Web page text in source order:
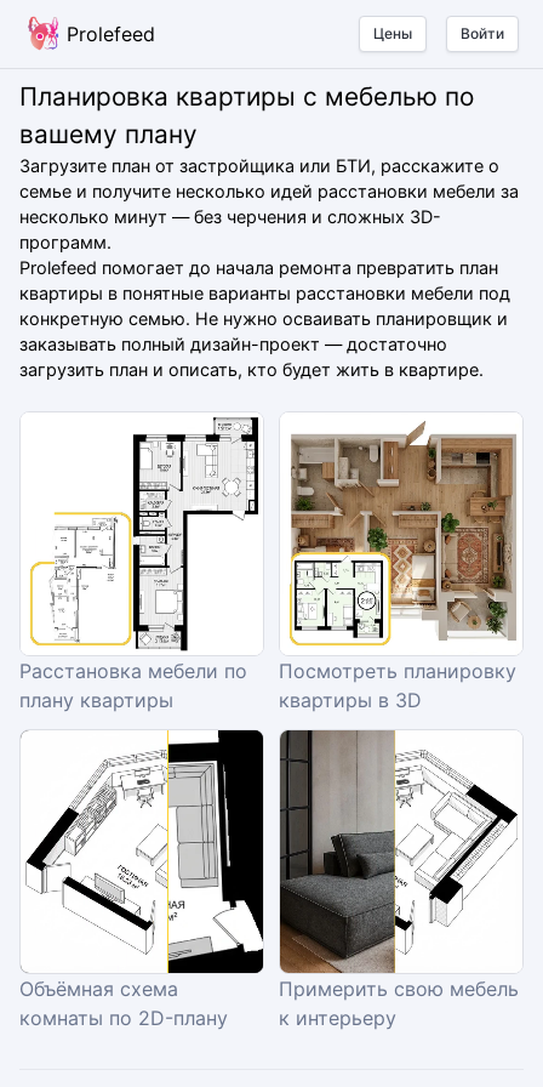
Prolefeed Цены Войти
Планировка квартиры с мебелью по
вашему плану
Загрузите план от застройщика или БТИ, расскажите о
семье и получите несколько идей расстановки мебели за
несколько минут — без черчения и сложных 3D-
программ.
Prolefeed помогает до начала ремонта превратить план
квартиры в понятные варианты расстановки мебели под
конкретную семью. Не нужно осваивать планировщик и
заказывать полный дизайн-проект — достаточно
загрузить план и описать, кто будет жить в квартире.
Расстановка мебели по
плану квартиры
Посмотреть планировку
квартиры в 3D
Объёмная схема
комнаты по 2D-плану
Примерить свою мебель
к интерьеру